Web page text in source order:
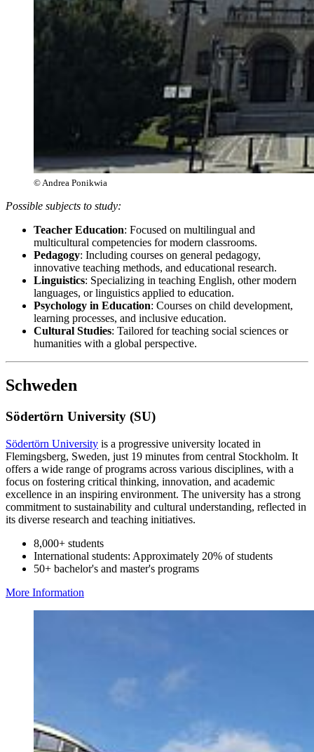
© Andrea Ponikwia
Possible subjects to study:
Teacher Education: Focused on multilingual and
multicultural competencies for modern classrooms.
Pedagogy: Including courses on general pedagogy,
innovative teaching methods, and educational research.
Linguistics: Specializing in teaching English, other modern
languages, or linguistics applied to education.
Psychology in Education: Courses on child development,
learning processes, and inclusive education.
Cultural Studies: Tailored for teaching social sciences or
humanities with a global perspective.
Schweden
Södertörn University (SU)
Södertörn University is a progressive university located in
Flemingsberg, Sweden, just 19 minutes from central Stockholm. It
offers a wide range of programs across various disciplines, with a
focus on fostering critical thinking, innovation, and academic
excellence in an inspiring environment. The university has a strong
commitment to sustainability and cultural understanding, reflected in
its diverse research and teaching initiatives.
8,000+ students
International students: Approximately 20% of students
50+ bachelor's and master's programs
More Information